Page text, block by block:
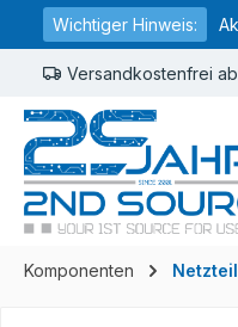
Zur
Wichtiger Hinweis:
Versandkostenfrei
Komponenten